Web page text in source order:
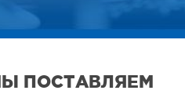
ПОСТАВЛЯЕМ